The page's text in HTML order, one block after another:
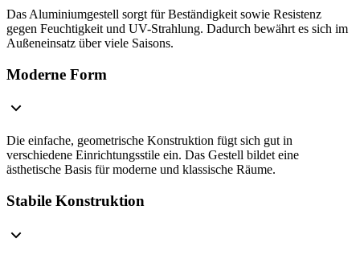
Das Aluminiumgestell sorgt für Beständigkeit sowie Resistenz
gegen Feuchtigkeit und UV-Strahlung. Dadurch bewährt es sich im
Außeneinsatz über viele Saisons.
Moderne Form
Die einfache, geometrische Konstruktion fügt sich gut in
verschiedene Einrichtungsstile ein. Das Gestell bildet eine
ästhetische Basis für moderne und klassische Räume.
Stabile Konstruktion